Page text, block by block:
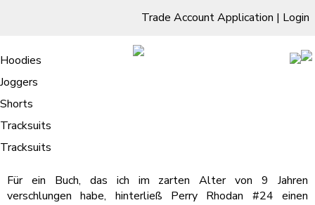
Trade Account Application | Login
Living Room
Sofas & Chairs
Cornar Sofas
Sofas
TV Units & Stands
Bedroom
Chest of Drawers
3 Drawer Chest
4 Drawer Chest
5 Drawer Chest
6 Drawer Chest
Dressing Tables Stools
Dressing Tables
Dressing Stools
Wholesale Mattresses
Mirrors
Free Standing Mirrors
Dining Room
Clothing
Hoodies
Joggers
Shorts
Tracksuits
Tracksuits
Der Trauermantel : Ebook
Home/Der Trauermantel : Ebook
Der Trauermantel Unni Lindell
Für ein Buch, das ich im zarten Alter von 9 Jahren
verschlungen habe, hinterließ Perry Rhodan #24 einen